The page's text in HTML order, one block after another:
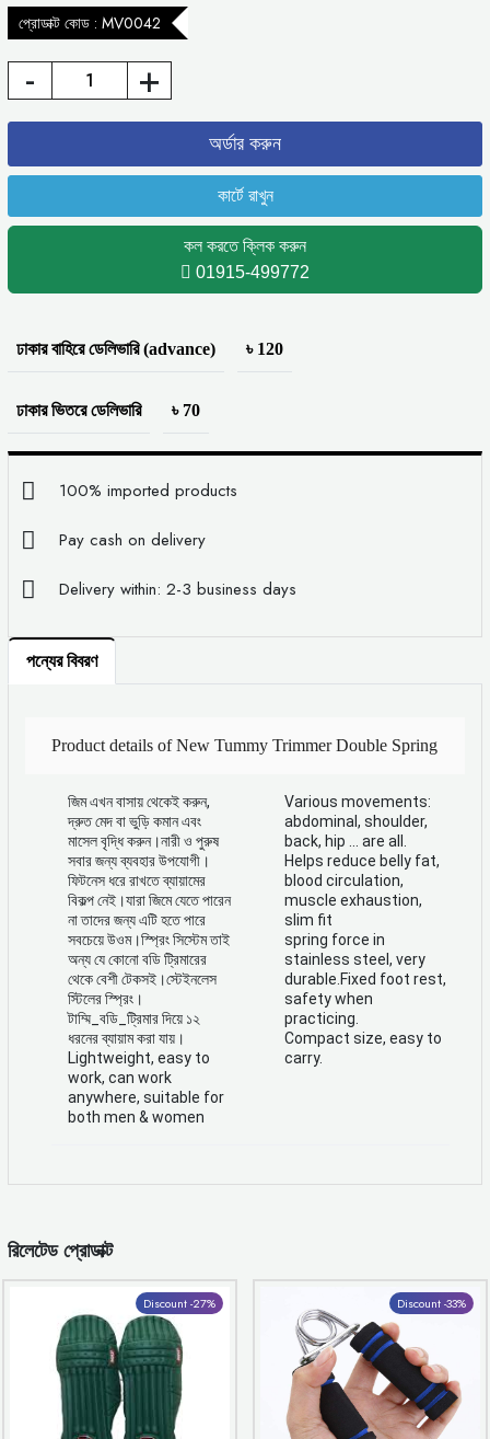
প্রোডাক্ট কোড : MV0042
- +
কল করতে ক্লিক করুন
01915-499772
ঢাকার বাহিরে ডেলিভারি (advance) ৳ 120
ঢাকার ভিতরে ডেলিভারি ৳ 70
100% imported products
Pay cash on delivery
Delivery within: 2-3 business days
পন্যের বিবরণ
Product details of New Tummy Trimmer Double Spring
Fitness Tummy Trimmer/abs Tummy Trimmer/abs
Exerciser Tummy Trimmer/Multipurpose Fitness
Equipment for Men and Women
জিম এখন বাসায় থেকেই করুন,
দ্রুত মেদ বা ভুড়ি কমান এবং
মাসেল বৃদ্ধি করুন।নারী ও পুরুষ
সবার জন্য ব্যবহার উপযোগী।
ফিটনেস ধরে রাখতে ব্যায়ামের
বিকল্প নেই।যারা জিমে যেতে পারেন
না তাদের জন্য এটি হতে পারে
সবচেয়ে উওম।স্প্রিং সিস্টেম তাই
অন্য যে কোনো বডি ট্রিমারের
থেকে বেশী টেকসই।স্টেইনলেস
স্টিলের স্প্রিং।
টাম্মি_বডি_ট্রিমার দিয়ে ১২
ধরনের ব্যায়াম করা যায়।
Lightweight, easy to
work, can work
anywhere, suitable for
both men & women
Various movements:
abdominal, shoulder,
back, hip ... are all.
Helps reduce belly fat,
blood circulation,
muscle exhaustion,
slim fit
spring force in
stainless steel, very
durable.Fixed foot rest,
safety when
practicing.
Compact size, easy to
carry.
রিলেটেড প্রোডাক্ট
Discount -27% Discount -33%